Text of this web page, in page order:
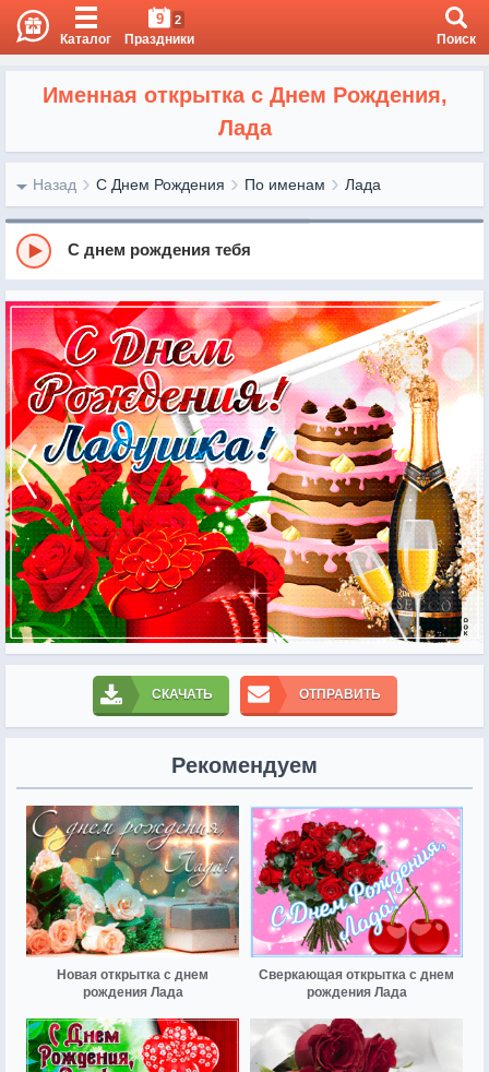
Каталог
9 2
Праздники Поиск
Именная открытка с Днем Рождения,
Лада
Назад С Днем Рождения По именам Лада
С днем рождения тебя
СКАЧАТЬ ОТПРАВИТЬ
Рекомендуем
Новая открытка с днем
рождения Лада
Сверкающая открытка с днем
рождения Лада